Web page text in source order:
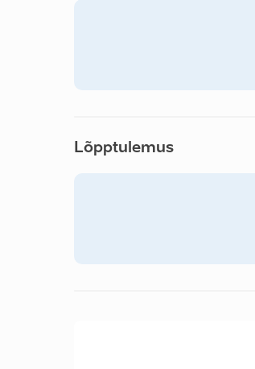
Lõpptulemus